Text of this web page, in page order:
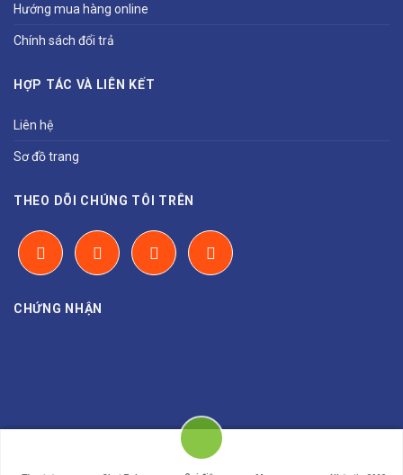
Hướng mua hàng online
Chính sách đổi trả
HỢP TÁC VÀ LIÊN KẾT
Liên hệ
Sơ đồ trang
THEO DÕI CHÚNG TÔI TRÊN
CHỨNG NHẬN